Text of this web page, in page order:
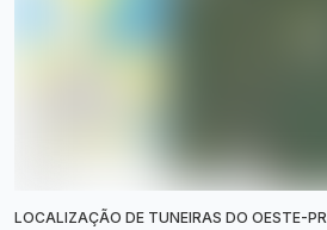
LOCALIZAÇÃO DE TUNEIRAS DO OESTE-PR